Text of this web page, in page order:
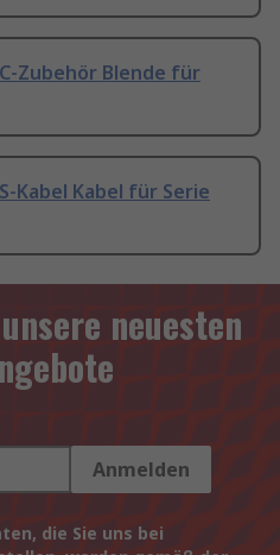
Zubehör Blende für
Kabel Kabel für Serie
neuesten
Anmelden
die Sie uns bei